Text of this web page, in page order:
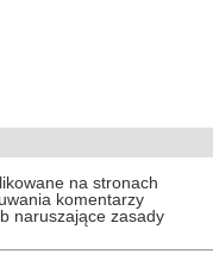
na stronach
komentarzy
naruszające zasady